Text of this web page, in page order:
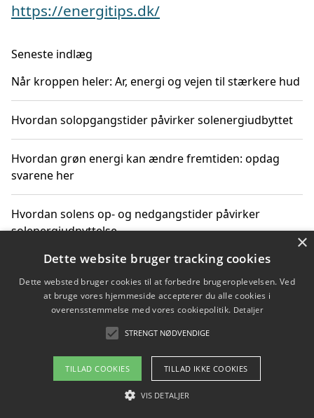
https://energitips.dk/
Seneste indlæg
Når kroppen heler: Ar, energi og vejen til stærkere hud
Hvordan solopgangstider påvirker solenergiudbyttet
Hvordan grøn energi kan ændre fremtiden: opdag
svarene her
Hvordan solens op- og nedgangstider påvirker
solenergiudnyttelse
Hvordan du får svar på energispørgsmål om
vedvarende energikilder
Om / kontakt
Blog Betingelser
×
Dette website bruger tracking cookies
Dette websted bruger cookies til at forbedre brugeroplevelsen. Ved
at bruge vores hjemmeside accepterer du alle cookies i
overensstemmelse med vores cookiepolitik. Detaljer
STRENGT NØDVENDIGE
TILLAD COOKIES TILLAD IKKE COOKIES
VIS DETALJER